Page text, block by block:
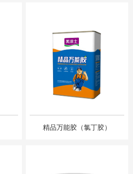
精品万能胶（氯丁胶）